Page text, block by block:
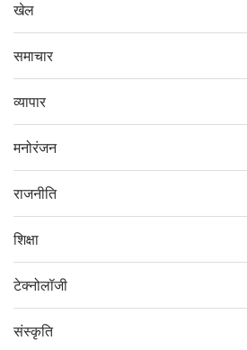
खेल
समाचार
व्यापार
मनोरंजन
राजनीति
शिक्षा
टेक्नोलॉजी
संस्कृति